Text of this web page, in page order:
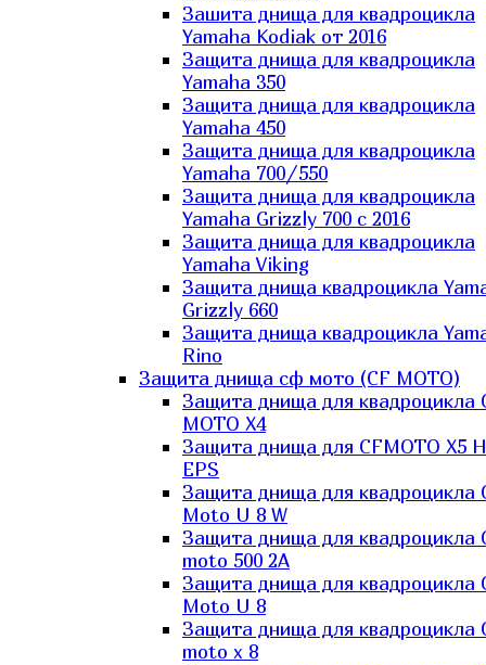
Зашита днища для квадроцикла
Yamaha Kodiak от 2016
Защита днища для квадроцикла
Yamaha 350
Защита днища для квадроцикла
Yamaha 450
Защита днища для квадроцикла
Yamaha 700/550
Защита днища для квадроцикла
Yamaha Grizzly 700 с 2016
Защита днища для квадроцикла
Yamaha Viking
Защита днища квадроцикла
Grizzly 660
Защита днища квадроцикла
Rino
Защита днища сф мото (CF MOTO)
Защита днища для квадроцикла
MOTO X4
Защита днища для CFMOTO X5
EPS
Защита днища для квадроцикла
Moto U 8 W
Защита днища для квадроцикла
moto 500 2A
Защита днища для квадроцикла
Moto U 8
Защита днища для квадроцикла
moto x 8